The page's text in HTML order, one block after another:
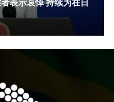
表示哀悼 持续为在日